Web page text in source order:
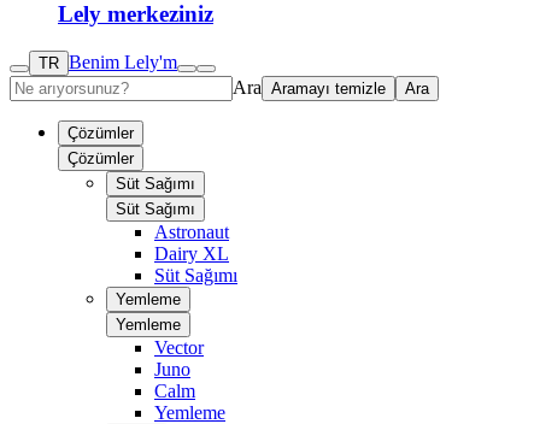
Lely merkeziniz
TR Benim Lely'm
Ara Aramayı temizle Ara
Çözümler
Çözümler
Süt Sağımı
Süt Sağımı
Astronaut
Dairy XL
Süt Sağımı
Yemleme
Yemleme
Vector
Juno
Calm
Yemleme